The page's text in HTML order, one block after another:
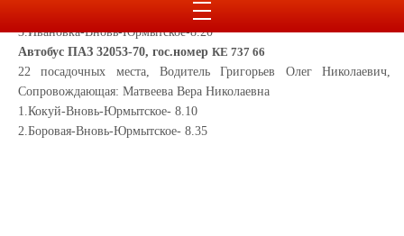
3.Ивановка-Вновь-Юрмытское-8.20
Автобус ПАЗ 32053-70, гос.номер КЕ 737 66
22 посадочных места, Водитель Григорьев Олег Николаевич,
Сопровождающая: Матвеева Вера Николаевна
1.Кокуй-Вновь-Юрмытское- 8.10
2.Боровая-Вновь-Юрмытское- 8.35